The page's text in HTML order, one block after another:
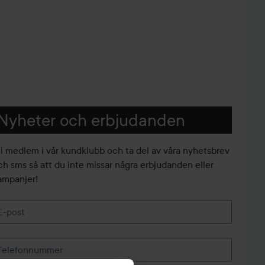
och erbjudanden
medlem i vår kundklubb och ta del av våra nyhetsbrev
sms så att du inte missar några erbjudanden eller
post